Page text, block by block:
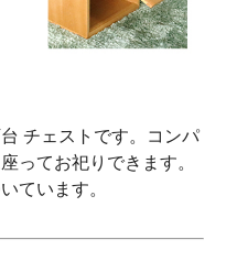
チェストです。コンパ
ってお祀りできます。
ています。